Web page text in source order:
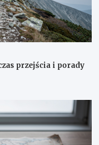
przejścia i porady